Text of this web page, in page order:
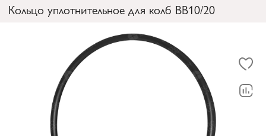
Кольцо уплотнительное для колб BB10/20